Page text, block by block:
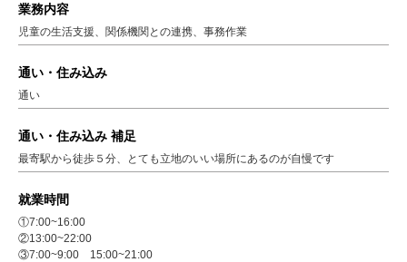
業務内容
児童の生活支援、関係機関との連携、事務作業
通い・住み込み
通い
通い・住み込み 補足
最寄駅から徒歩５分、とても立地のいい場所にあるのが自慢です
就業時間
①7:00~16:00
②13:00~22:00
③7:00~9:00 15:00~21:00